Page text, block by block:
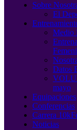
Sobre
El
Medio
Datos
mayo
Equipaciones
Conferencias
Carrera
Noticias